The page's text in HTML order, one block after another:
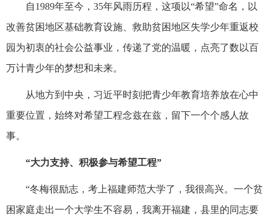
自1989年至今，35年风雨历程，这项以“希望”命名，以
改善贫困地区基础教育设施、救助贫困地区失学少年重返校
园为初衷的社会公益事业，传递了党的温暖，点亮了数以百
万计青少年的梦想和未来。
从地方到中央，习近平时刻把青少年教育培养放在心中
重要位置，始终对希望工程念兹在兹，留下一个个感人故
事。
“大力支持、积极参与希望工程”
“冬梅很励志，考上福建师范大学了，我很高兴。一个贫
困家庭走出一个大学生不容易，我离开福建，县里的同志要